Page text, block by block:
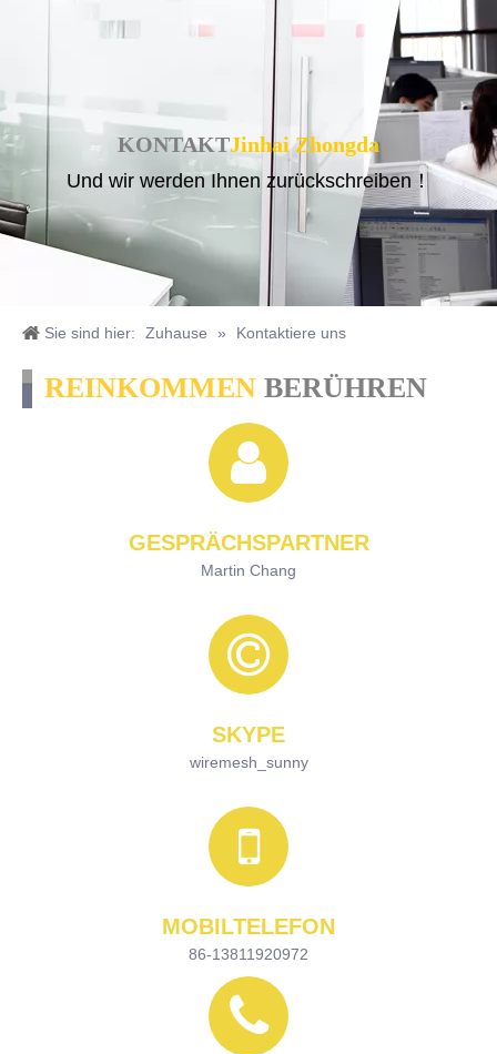
KONTAKTJinhai Zhongda
Und wir werden Ihnen zurückschreiben！
Sie sind hier: Zuhause » Kontaktiere uns
REINKOMMEN BERÜHREN
GESPRÄCHSPARTNER
Martin Chang
SKYPE
wiremesh_sunny
MOBILTELEFON
86-13811920972